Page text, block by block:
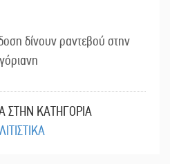
δίνουν ραντεβού στην
ΣΤΗΝ ΚΑΤΗΓΟΡΙΑ